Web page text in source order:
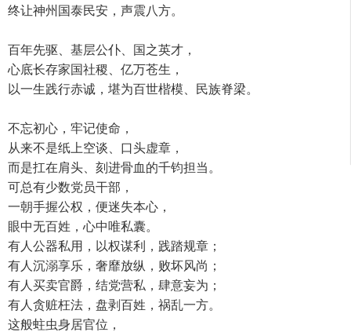
终让神州国泰民安，声震八方。
百年先驱、基层公仆、国之英才，
心底长存家国社稷、亿万苍生，
以一生践行赤诚，堪为百世楷模、民族脊梁。
不忘初心，牢记使命，
从来不是纸上空谈、口头虚章，
而是扛在肩头、刻进骨血的千钧担当。
可总有少数党员干部，
一朝手握公权，便迷失本心，
眼中无百姓，心中唯私囊。
有人公器私用，以权谋利，践踏规章；
有人沉溺享乐，奢靡放纵，败坏风尚；
有人买卖官爵，结党营私，肆意妄为；
有人贪赃枉法，盘剥百姓，祸乱一方。
这般蛀虫身居官位，